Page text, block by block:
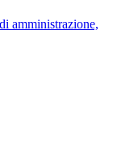
amministrazione,